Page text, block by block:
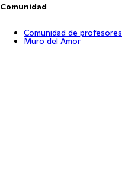
Comunidad
Comunidad de profesores
Muro del Amor